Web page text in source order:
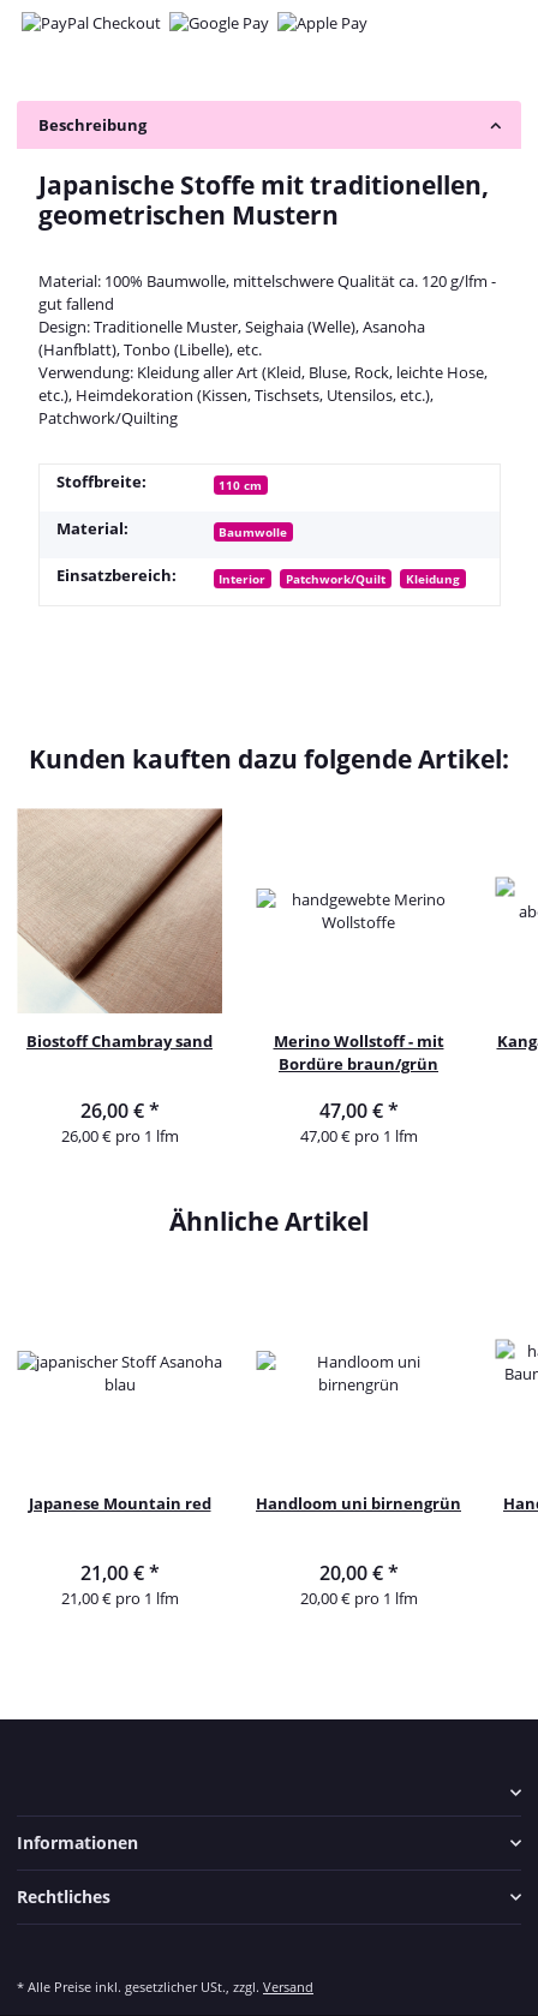
Beschreibung
Japanische Stoffe mit traditionellen,
geometrischen Mustern
Material: 100% Baumwolle, mittelschwere Qualität ca. 120 g/lfm -
gut fallend
Design: Traditionelle Muster, Seighaia (Welle), Asanoha
(Hanfblatt), Tonbo (Libelle), etc.
Verwendung: Kleidung aller Art (Kleid, Bluse, Rock, leichte Hose,
etc.), Heimdekoration (Kissen, Tischsets, Utensilos, etc.),
Patchwork/Quilting
Stoffbreite: 110 cm
Material: Baumwolle
Einsatzbereich: Interior Patchwork/Quilt Kleidung
Kunden kauften dazu folgende Artikel:
Biostoff Chambray sand
26,00 €*
26,00 € pro 1 lfm
Merino Wollstoff - mit
Bordüre braun/grün
47,00 €*
47,00 € pro 1 lfm
Ähnliche Artikel
Japanese Mountain red
21,00 €*
21,00 € pro 1 lfm
Handloom uni birnengrün
20,00 €*
20,00 € pro 1 lfm
Informationen
Rechtliches
* Alle Preise inkl. gesetzlicher USt., zzgl. Versand